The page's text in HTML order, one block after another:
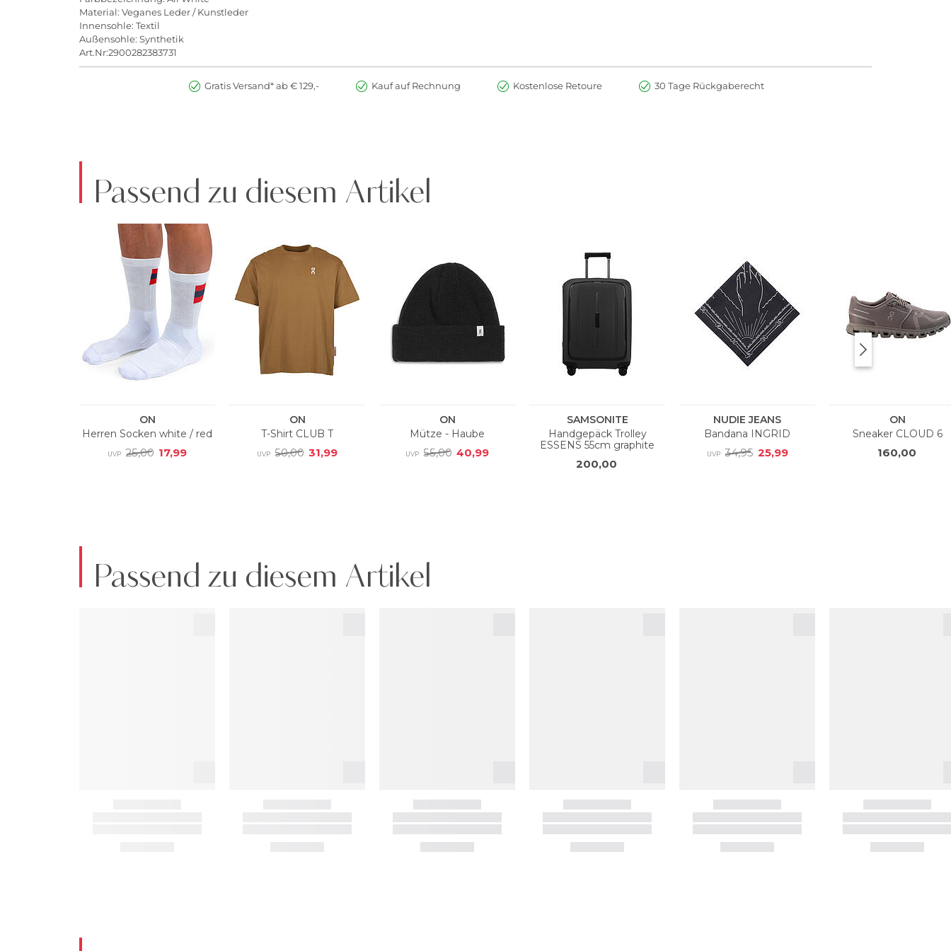
Material: Veganes Leder / Kunstleder
Innensohle: Textil
Außensohle: Synthetik
Art.Nr:2900282383731
Gratis Versand* ab € 129,- Kauf auf Rechnung Kostenlose Retoure 30 Tage Rückgaberecht
Passend zu diesem Artikel
Passend zu diesem Artikel